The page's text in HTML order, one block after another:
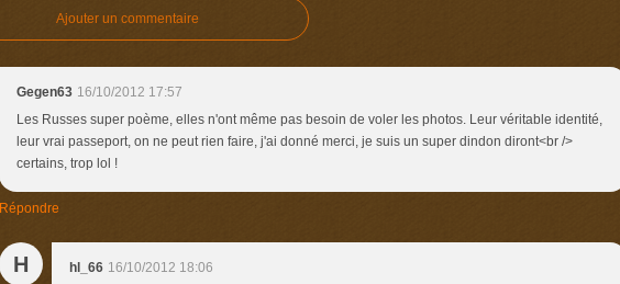
Ajouter un commentaire
Gegen63 16/10/2012 17:57
Les Russes super poème, elles n'ont même pas besoin de voler les photos. Leur véritable identité,
leur vrai passeport, on ne peut rien faire, j'ai donné merci, je suis un super dindon diront<br />
certains, trop lol !
Répondre
H hl_66 16/10/2012 18:06